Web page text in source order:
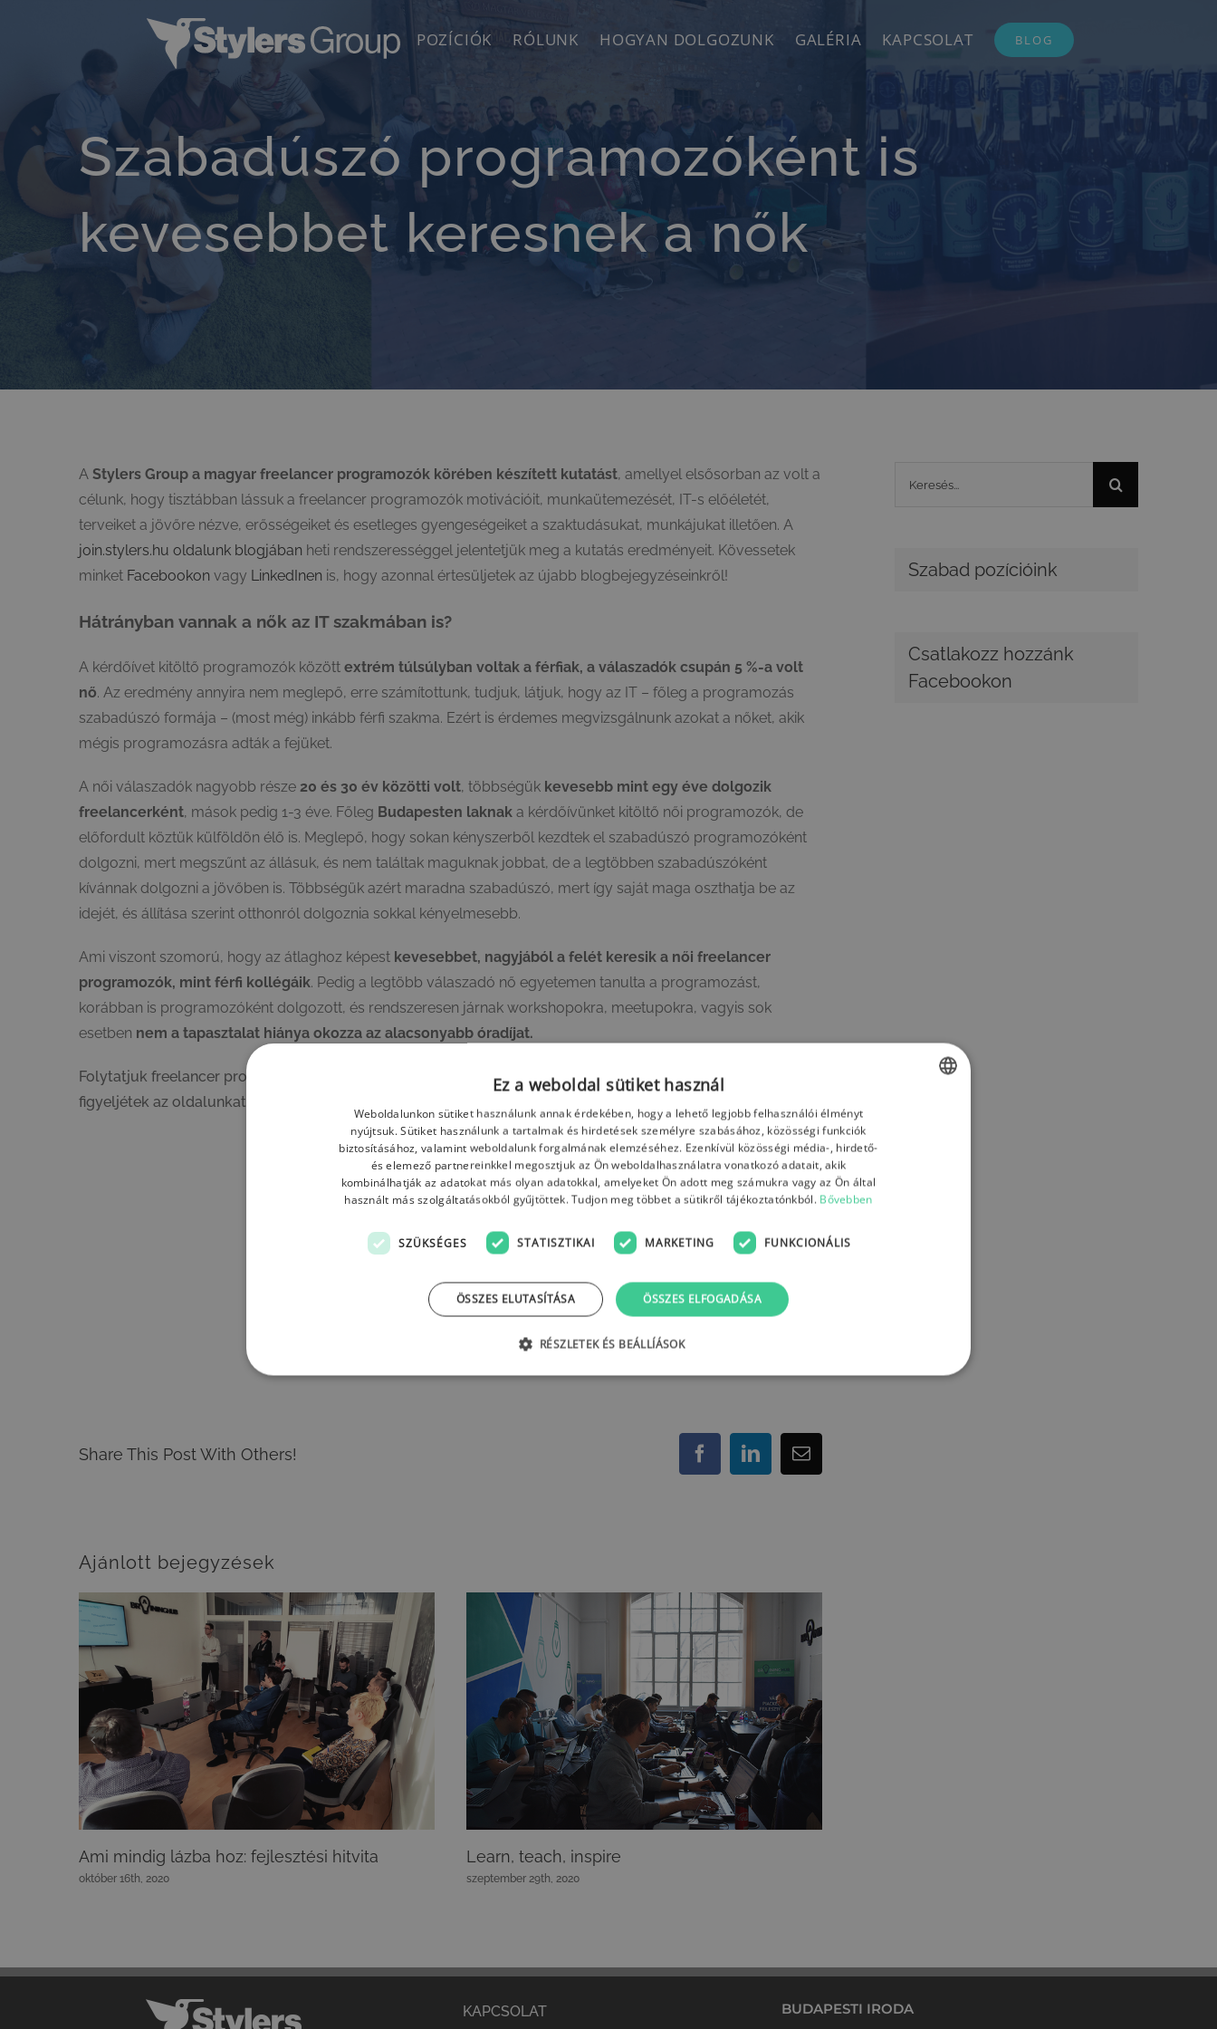
POZÍCIÓK RÓLUNK HOGYAN DOLGOZUNK GALÉRIA KAPCSOLAT BLOG
Szabadúszó programozóként is
kevesebbet keresnek a nők
A Stylers Group a magyar freelancer programozók körében készített kutatást, amellyel elsősorban az volt a
célunk, hogy tisztábban lássuk a freelancer programozók motivációit, munkaütemezését, IT-s előéletét,
terveiket a jövőre nézve, erősségeiket és esetleges gyengeségeiket a szaktudásukat, munkájukat illetően. A
join.stylers.hu oldalunk blogjában heti rendszerességgel jelentetjük meg a kutatás eredményeit. Kövessetek
minket Facebookon vagy LinkedInen is, hogy azonnal értesüljetek az újabb blogbejegyzéseinkről!
Hátrányban vannak a nők az IT szakmában is?
A kérdőívet kitöltő programozók között extrém túlsúlyban voltak a férfiak, a válaszadók csupán 5 %-a volt
nő. Az eredmény annyira nem meglepő, erre számítottunk, tudjuk, látjuk, hogy az IT – főleg a programozás
szabadúszó formája – (most még) inkább férfi szakma. Ezért is érdemes megvizsgálnunk azokat a nőket, akik
mégis programozásra adták a fejüket.
A női válaszadók nagyobb része 20 és 30 év közötti volt, többségük kevesebb mint egy éve dolgozik
freelancerként, mások pedig 1-3 éve. Főleg Budapesten laknak a kérdőívünket kitöltő női programozók, de
előfordult köztük külföldön élő is. Meglepő, hogy sokan kényszerből kezdtek el szabadúszó programozóként
dolgozni, mert megszűnt az állásuk, és nem találtak maguknak jobbat, de a legtöbben szabadúszóként
kívánnak dolgozni a jövőben is. Többségük azért maradna szabadúszó, mert így saját maga oszthatja be az
idejét, és állítása szerint otthonról dolgoznia sokkal kényelmesebb.
Ami viszont szomorú, hogy az átlaghoz képest kevesebbet, nagyjából a felét keresik a női freelancer
programozók, mint férfi kollégáik. Pedig a legtöbb válaszadó nő egyetemen tanulta a programozást,
korábban is programozóként dolgozott, és rendszeresen járnak workshopokra, meetupokra, vagyis sok
esetben nem a tapasztalat hiánya okozza az alacsonyabb óradíjat.
Folytatjuk freelancer programozó kutatásunk kiértékelését, hamarosan újabb blogposzttal jövünk,
figyeljétek az oldalunkat!
Share This Post With Others! FacebookLinkedInEmail:
Ajánlott bejegyzések
Ami mindig lázba hoz: fejlesztési hitvita
október 16th, 2020
Learn, teach, inspire
szeptember 29th, 2020
Szabad pozícióink
Csatlakozz hozzánk
Facebookon
KAPCSOLAT BUDAPESTI IRODA
Ez a weboldal sütiket használ
Weboldalunkon sütiket használunk annak érdekében, hogy a lehető legjobb felhasználói élményt
nyújtsuk. Sütiket használunk a tartalmak és hirdetések személyre szabásához, közösségi funkciók
biztosításához, valamint weboldalunk forgalmának elemzéséhez. Ezenkívül közösségi média-, hirdető-
és elemező partnereinkkel megosztjuk az Ön weboldalhasználatra vonatkozó adatait, akik
kombinálhatják az adatokat más olyan adatokkal, amelyeket Ön adott meg számukra vagy az Ön által
használt más szolgáltatásokból gyűjtöttek. Tudjon meg többet a sütikről tájékoztatónkból. Bővebben
SZÜKSÉGES STATISZTIKAI MARKETING FUNKCIONÁLIS
ÖSSZES ELFOGADÁSA
ÖSSZES ELUTASÍTÁSA
RÉSZLETEK ÉS BEÁLLÍÁSOK